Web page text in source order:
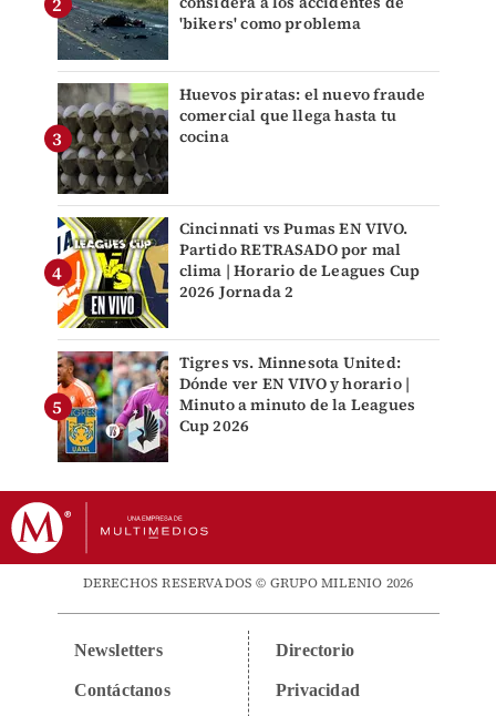
'bikers' como problema
Huevos piratas: el nuevo fraude
comercial que llega hasta tu
cocina
Cincinnati vs Pumas EN VIVO.
Partido RETRASADO por mal
clima | Horario de Leagues Cup
2026 Jornada 2
Tigres vs. Minnesota United:
Dónde ver EN VIVO y horario |
Minuto a minuto de la Leagues
Cup 2026
DERECHOS RESERVADOS © GRUPO MILENIO 2026
Newsletters
Contáctanos
Directorio
Privacidad